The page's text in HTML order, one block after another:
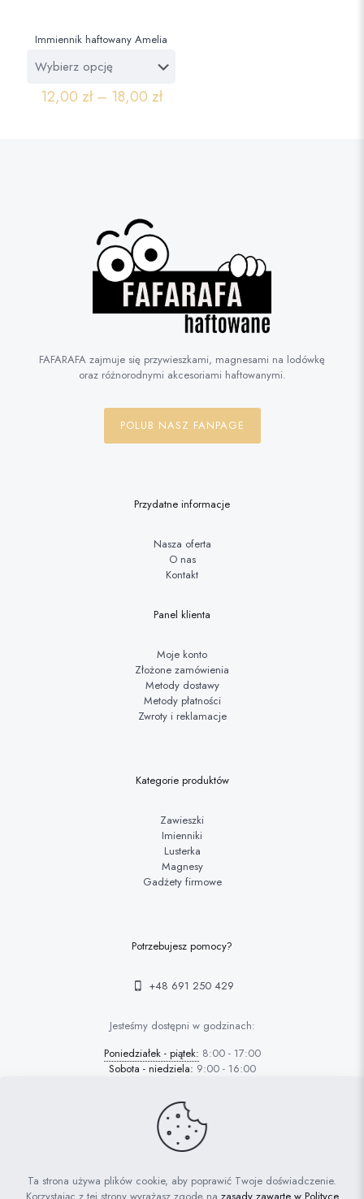
Immiennik haftowany Amelia
12,00 zł– 18,00 zł
FAFARAFA zajmuje się przywieszkami, magnesami na lodówkę
oraz różnorodnymi akcesoriami haftowanymi.
POLUB NASZ FANPAGE
Przydatne informacje
Nasza oferta
O nas
Kontakt
Panel klienta
Moje konto
Złożone zamówienia
Metody dostawy
Metody płatności
Zwroty i reklamacje
Kategorie produktów
Zawieszki
Imienniki
Lusterka
Magnesy
Gadżety firmowe
Potrzebujesz pomocy?
+48 691 250 429
Jesteśmy dostępni w godzinach:
Poniedziałek - piątek: 8:00 - 17:00
Sobota - niedziela: 9:00 - 16:00
© 2022 FAFARAFA | Haft Piotrków Trybunalski |
Projektowanie
stron Piotrków: AdrianGrzybek.pl
Ta strona używa plików cookie, aby poprawić Twoje doświadczenie.